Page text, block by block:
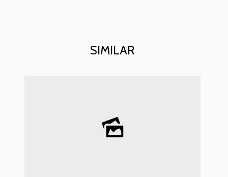
SIMILAR